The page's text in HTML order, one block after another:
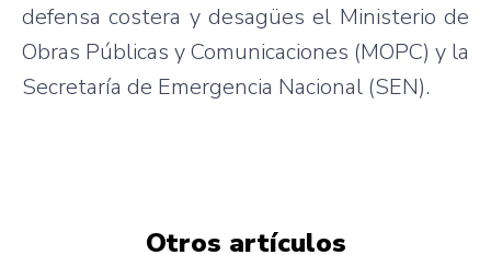
defensa costera y desagües el Ministerio de
Obras Públicas y Comunicaciones (MOPC) y la
Secretaría de Emergencia Nacional (SEN).
Otros artículos